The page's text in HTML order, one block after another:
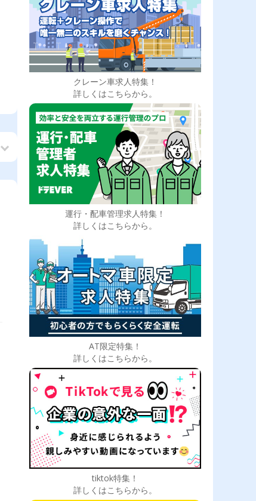
クレーン車求人特集！
詳しくはこちらから。
運行・配車管理求人特集！
詳しくはこちらから。
AT限定特集！
詳しくはこちらから。
tiktok特集！
詳しくはこちらから。